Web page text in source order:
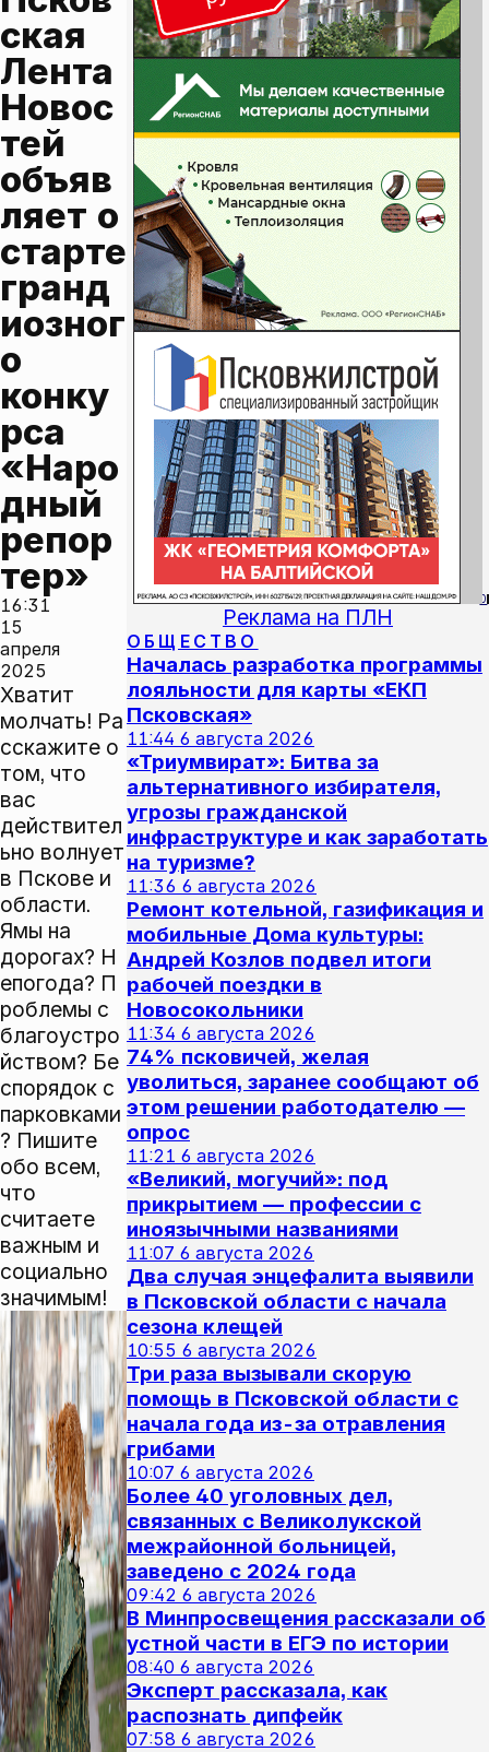
ская
Лента
Новос
тей
объяв
ляет о
старте
гранд
иозног
о
конку
рса
«Наро
дный
репор
тер»
16:31
15
апреля
2025
0
Хватит
молчать! Ра
сскажите о
том, что
вас
действител
ьно волнует
в Пскове и
области.
Ямы на
дорогах? Н
епогода? П
роблемы с
благоустро
йством? Бе
спорядок с
парковками
? Пишите
обо всем,
что
считаете
важным и
социально
значимым!
Реклама на ПЛН
ОБЩЕСТВО
Началась разработка программы
лояльности для карты «ЕКП
Псковская»
11:44 6 августа 2026
«Триумвират»: Битва за
альтернативного избирателя,
угрозы гражданской
инфраструктуре и как заработать
на туризме?
11:36 6 августа 2026
Ремонт котельной, газификация и
мобильные Дома культуры:
Андрей Козлов подвел итоги
рабочей поездки в
Новосокольники
11:34 6 августа 2026
74% псковичей, желая
уволиться, заранее сообщают об
этом решении работодателю —
опрос
11:21 6 августа 2026
«Великий, могучий»: под
прикрытием — профессии с
иноязычными названиями
11:07 6 августа 2026
Два случая энцефалита выявили
в Псковской области с начала
сезона клещей
10:55 6 августа 2026
Три раза вызывали скорую
помощь в Псковской области с
начала года из-за отравления
грибами
10:07 6 августа 2026
Более 40 уголовных дел,
связанных с Великолукской
межрайонной больницей,
заведено с 2024 года
09:42 6 августа 2026
В Минпросвещения рассказали об
устной части в ЕГЭ по истории
08:40 6 августа 2026
Эксперт рассказала, как
распознать дипфейк
07:58 6 августа 2026